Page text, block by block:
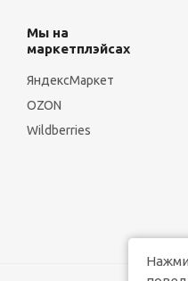
Мы на
маркетплэйсах
ЯндексМаркет
OZON
Wildberries